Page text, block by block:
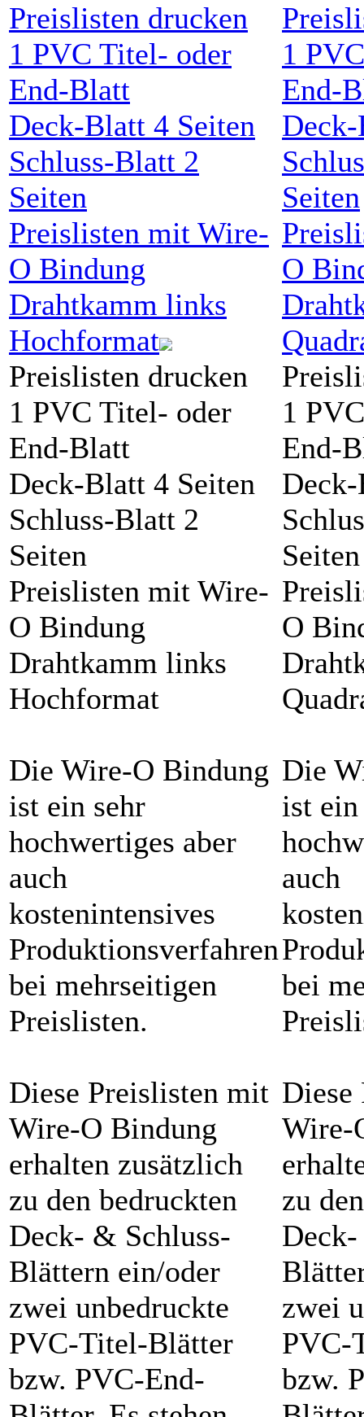
Preislisten drucken
1 PVC Titel- oder
End-Blatt
Deck-Blatt 4 Seiten
Schluss-Blatt 2
Seiten
Preislisten mit Wire-
O Bindung
Drahtkamm links
Hochformat
Preislisten drucken
1 PVC Titel- oder
End-Blatt
Deck-Blatt 4 Seiten
Schluss-Blatt 2
Seiten
Preislisten mit Wire-
O Bindung
Drahtkamm links
Hochformat
Die Wire-O Bindung
ist ein sehr
hochwertiges aber
auch
kostenintensives
Produktionsverfahren
bei mehrseitigen
Preislisten.
Diese Preislisten mit
Wire-O Bindung
erhalten zusätzlich
zu den bedruckten
Deck- & Schluss-
Blättern ein/oder
zwei unbedruckte
PVC-Titel-Blätter
bzw. PVC-End-
1 PVC
End-
Seiten
O
1
End-
Seiten
O
Die
ist ein
auch
bei
Diese
Wire-
zu
zwei
PVC-
bzw.